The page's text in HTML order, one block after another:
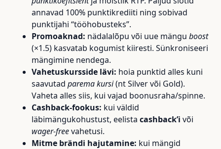
annavad 100% punktikrediiti ning sobivad
punktijahi “tööhobusteks”.
Promoaknad: nädalalõpu või uue mängu boost
(×1.5) kasvatab kogumist kiiresti. Sünkroniseeri
mängimine nendega.
Vahetuskursside lävi: hoia punktid alles kuni
saavutad parema kursi(nt Silver või Gold).
Vaheta alles siis, kui vajad boonusraha/spinne.
Cashback-fookus: kui väldid
läbimängukohustust, eelista cashback’i või
wager-freevahetusi.
Mitme brändi hajutamine: kui mängid